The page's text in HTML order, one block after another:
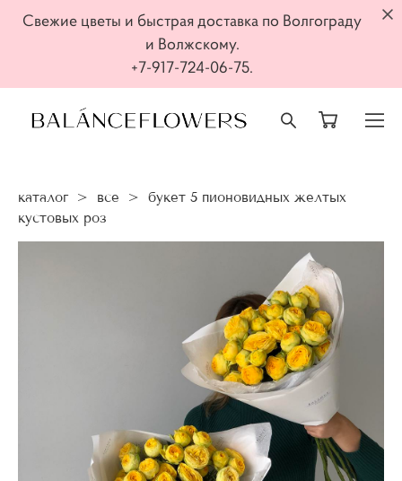
Свежие цветы и быстрая доставка по Волгограду
и Волжскому.
+7-917-724-06-75.
каталог > все >
букет 5 пионовидных желтых
кустовых роз